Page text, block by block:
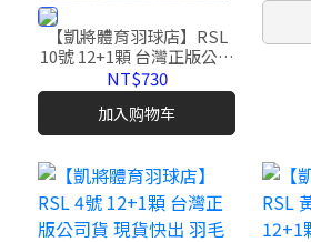
【凱將體育羽球店】RSL
10號 12+1顆 台灣正版公司
貨 現貨快出 羽毛球 羽球
NT$730
加入购物车